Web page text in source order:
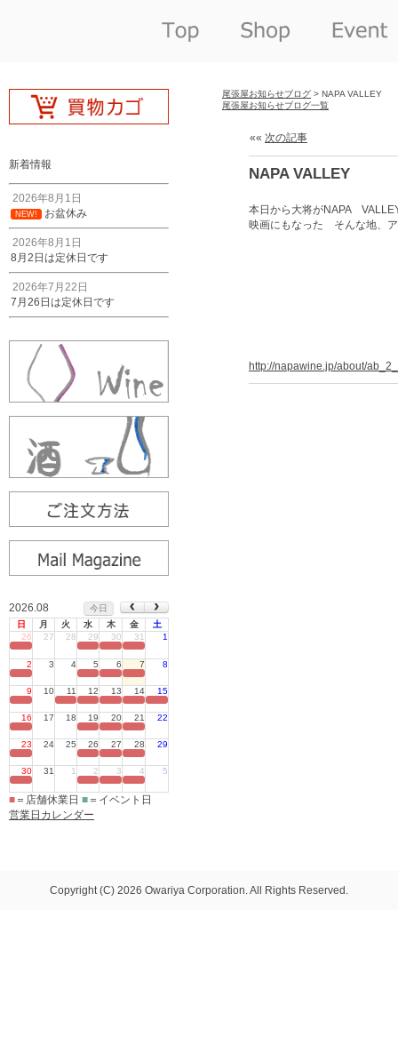
新着情報
2026年8月1日
NEW! お盆休み
2026年8月1日
8月2日は定休日です
2026年7月22日
7月26日は定休日です
2026.08
今日
日
月 火 水 木 金
土
26
27 28 29 30 31 1
2 3 4 5 6 7 8
9 10 11 12 13 14 15
16 17 18 19 20 21 22
23 24 25 26 27 28 29
30 31 1 2 3 4 5
■ ＝店舗休業日 ■ ＝イベント日
営業日カレンダー
尾張屋お知らせブログ > NAPA VALLEY
尾張屋お知らせブログ一覧
«« 次の記事
NAPA VALLEY
本日から大将がNAPA
映画にもなった そんな地、
http://napawine.jp/about/
Copyright (C) 2026 Owariya Corporation. All Rights Reserved.